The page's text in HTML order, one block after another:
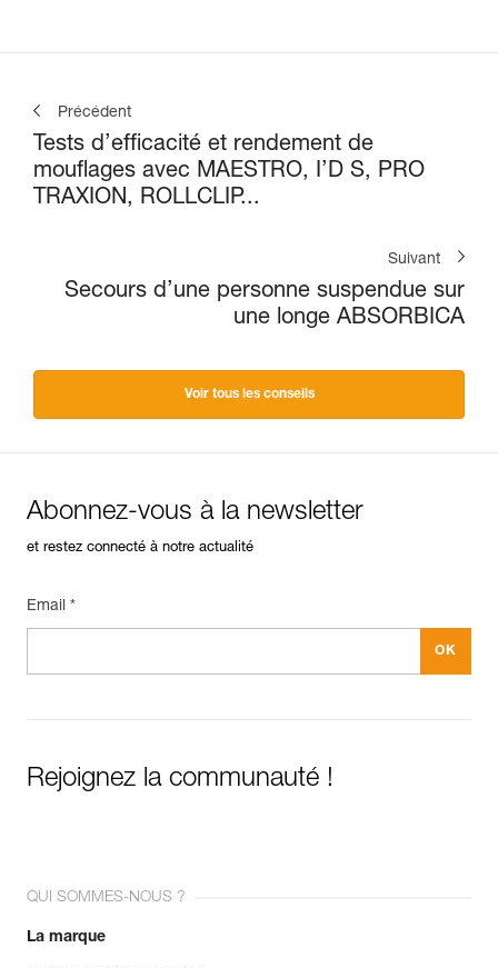
Précédent
Tests d’efficacité et rendement de
mouflages avec MAESTRO, I’D S, PRO
TRAXION, ROLLCLIP...
Suivant
Secours d’une personne suspendue sur
une longe ABSORBICA
Voir tous les conseils
Abonnez-vous à la newsletter
et restez connecté à notre actualité
Email *
Rejoignez la communauté !
QUI SOMMES-NOUS ?
La marque